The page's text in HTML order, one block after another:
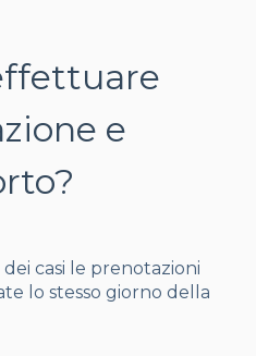
e
casi le prenotazioni
lo stesso giorno della